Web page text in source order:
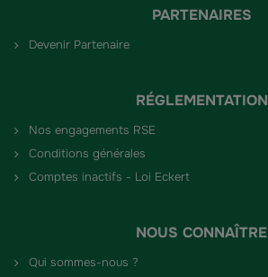
PARTENAIRES
Devenir Partenaire
RÉGLEMENTATION
Nos engagements RSE
Conditions générales
Comptes inactifs - Loi Eckert
NOUS CONNAÎTRE
Qui sommes-nous ?